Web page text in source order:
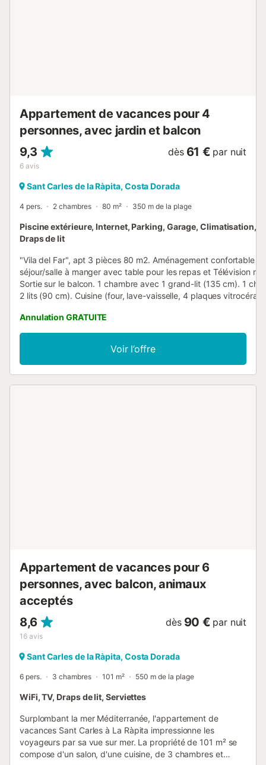
Appartement de vacances pour 4
personnes, avec jardin et balcon
9,3
6 avis
dès 61 € par nuit
Sant Carles de la Ràpita, Costa Dorada
4 pers. 2 chambres 80 m² 350 m de la plage
Piscine extérieure, Internet, Parking, Garage, Climatisation,
Draps de lit
"Vila del Far", apt 3 pièces 80 m2. Aménagement confortable
séjour/salle à manger avec table pour les repas et Télévision
Sortie sur le balcon. 1 chambre avec 1 grand-lit (135 cm). 1
2 lits (90 cm). Cuisine (four, lave-vaisselle, 4 plaques
dans toutes les pièces. Balcon. Mobilier de balcon. A
linge, fer à repasser. Internet (Connexion WIFI, gratuit).
Annulation GRATUITE
Voir l’offre
Appartement de vacances pour 6
personnes, avec balcon, animaux
acceptés
8,6
16 avis
dès 90 € par nuit
Sant Carles de la Ràpita, Costa Dorada
6 pers. 3 chambres 101 m² 550 m de la plage
WiFi, TV, Draps de lit, Serviettes
Surplombant la mer Méditerranée, l'appartement de
vacances Sant Carles à La Ràpita impressionne les
voyageurs par sa vue sur mer. La propriété de 101 m² se
compose d'un salon, d'une cuisine, de 3 chambres et